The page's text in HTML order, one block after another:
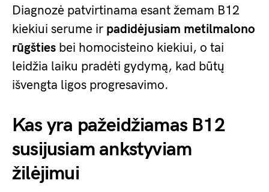
Diagnozė patvirtinama esant žemam B12
kiekiui serume ir padidėjusiam metilmalono
rūgšties bei homocisteino kiekiui, o tai
leidžia laiku pradėti gydymą, kad būtų
išvengta ligos progresavimo.
Kas yra pažeidžiamas B12
susijusiam ankstyviam
žilėjimui